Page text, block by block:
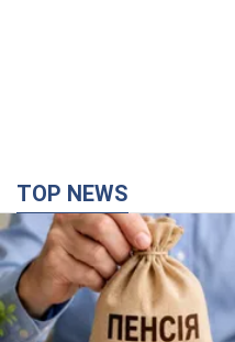
TOP NEWS